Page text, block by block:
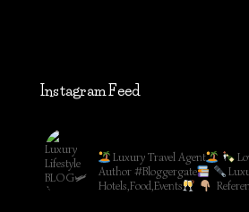
Instagram Feed
Luxury Travel Agent
Author #Bloggergate
Hotels,Food,Events